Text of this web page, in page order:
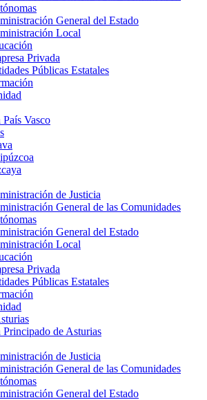
General del Estado
Local
Privada
Públicas Estatales
Vasco
de Justicia
General de las Comunidades
General del Estado
Local
Privada
Públicas Estatales
Principado de Asturias
de Justicia
General de las Comunidades
General del Estado